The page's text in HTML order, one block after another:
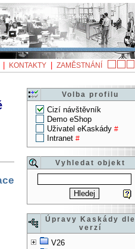
KONTAKTY ZAMĚSTNÁNÍ
Volba profilu
Cizí návštěvník
Demo eShop
Uživatel eKaskády #
Intranet #
Vyhledat objekt
Úpravy Kaskády dle
verzí
V26